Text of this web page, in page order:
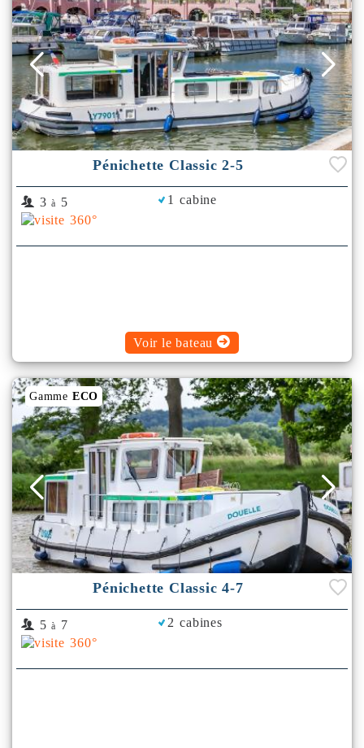
Pénichette Classic 2-5
3 à 5 1 cabine
Voir le bateau
Gamme ECO
Pénichette Classic 4-7
5 à 7 2 cabines